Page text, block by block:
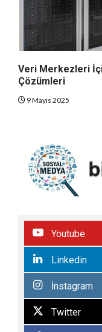
Veri Merkezleri
Çözümleri
9 Mayıs 2025
Youtube
Linkedin
İnstagram
Twitter